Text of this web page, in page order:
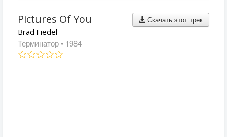
Скачать этот трек
Pictures Of You
Brad Fiedel
Терминатор • 1984